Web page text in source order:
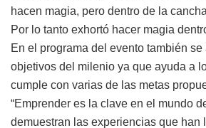
hacen magia, pero dentro de la
Por lo tanto exhortó hacer magia
En el programa del evento también
objetivos del milenio ya que ayuda a
cumple con varias de las metas
“Emprender es la clave en el mundo
demuestran las experiencias que han